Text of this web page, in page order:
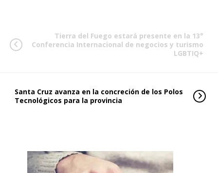
Tierra del Fuego estará presente en la 13°
Conferencia Internacional de negocios y turismo
LGBTIQ+
Santa Cruz avanza en la concreción de los Polos
Tecnológicos para la provincia